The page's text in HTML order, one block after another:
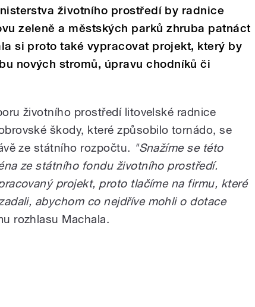
životního prostředí by radnice
zeleně a městských parků zhruba patnáct
si proto také vypracovat projekt, který by
nových stromů, úpravu chodníků či
životního prostředí litovelské radnice
škody, které způsobilo tornádo, se
ze státního rozpočtu. "Snažíme se této
ze státního fondu životního prostředí.
projekt, proto tlačíme na firmu, které
abychom co nejdříve mohli o dotace
rozhlasu Machala.